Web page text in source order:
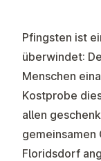
Pfingsten ist
überwindet:
Menschen
Kostprobe
allen
Floridsdorf